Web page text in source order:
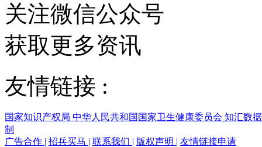
关注微信公众号
获取更多资讯
友情链接 :
国家知识产权局 中华人民共和国国家卫生健康委员会 知汇数
制
广告合作 | 招兵买马 | 联系我们 | 版权声明 | 友情链接申请